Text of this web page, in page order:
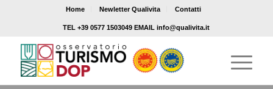
Home Newletter Qualivita Contatti
TEL +39 0577 1503049 EMAIL info@qualivita.it